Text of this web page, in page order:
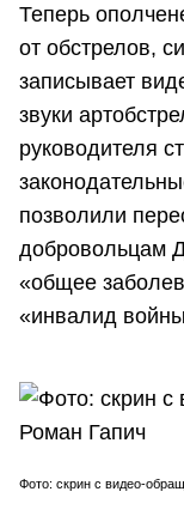
Теперь
от обстрелов,
записывает
звуки
руководителя
позволили
добровольцам
«общее
«инвалид
Фото: скрин с видео-